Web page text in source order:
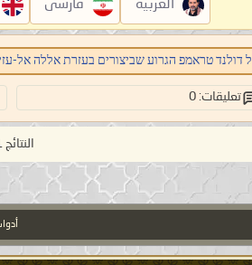
العربية فارسی
דולנד טראמפ הגרוע שביצורים בעזרת אללה אל-
تعليقات: 0
النتائج 1 إلى 1 من 1